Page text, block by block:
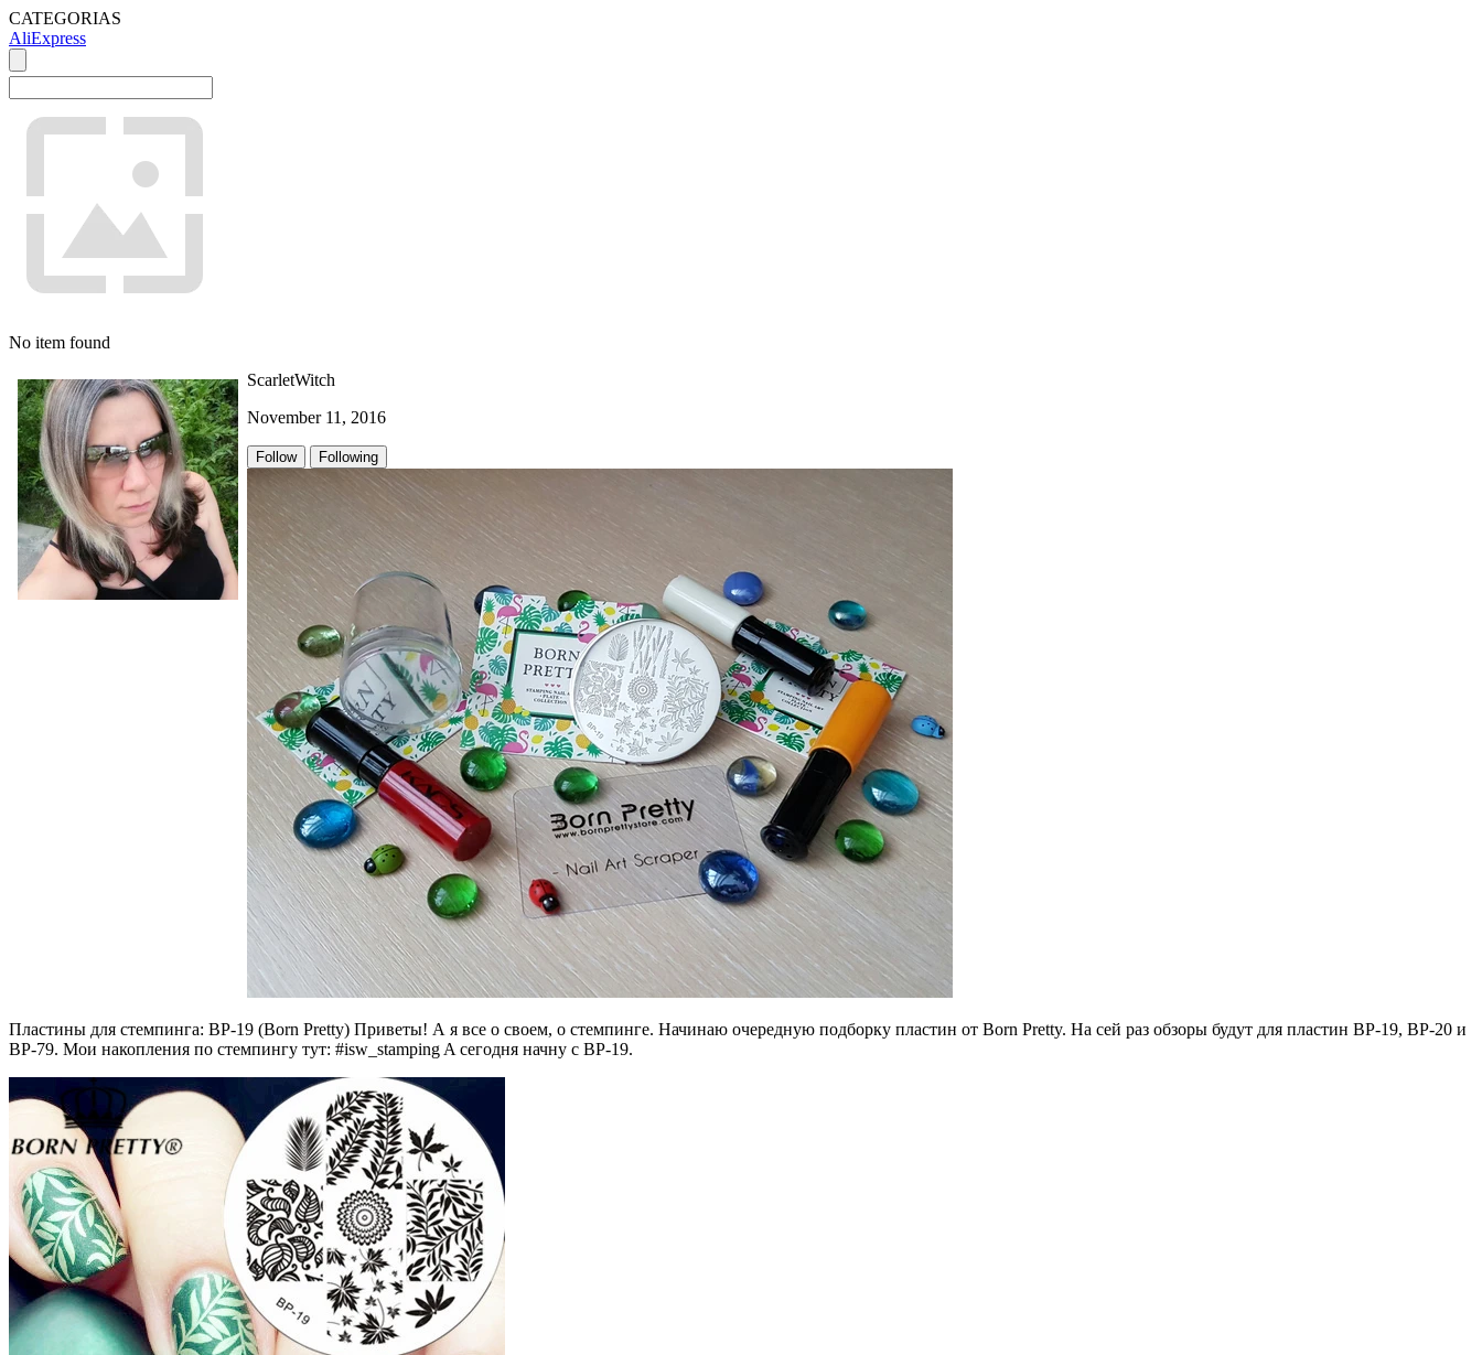
CATEGORIAS
AliExpress
No item found
ScarletWitch
November 11, 2016
Follow Following
Пластины для стемпинга: BP-19 (Born Pretty) Приветы! А я все о своем, о стемпинге. Начинаю очередную подборку пластин от Born Pretty. На сей раз обзоры будут для пластин BP-19, BP-20 и
BP-79. Мои накопления по стемпингу тут: #isw_stamping A cегодня начну с BP-19.